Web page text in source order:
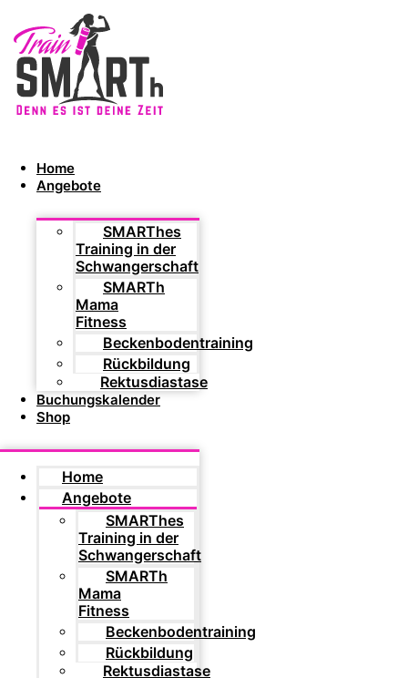
Home
Angebote
SMARThes
Training in der
Schwangerschaft
SMARTh
Mama
Fitness
Beckenbodentraining
Rückbildung
Rektusdiastase
Buchungskalender
Shop
Home
Angebote
SMARThes
Training in der
Schwangerschaft
SMARTh
Mama
Fitness
Beckenbodentraining
Rückbildung
Rektusdiastase